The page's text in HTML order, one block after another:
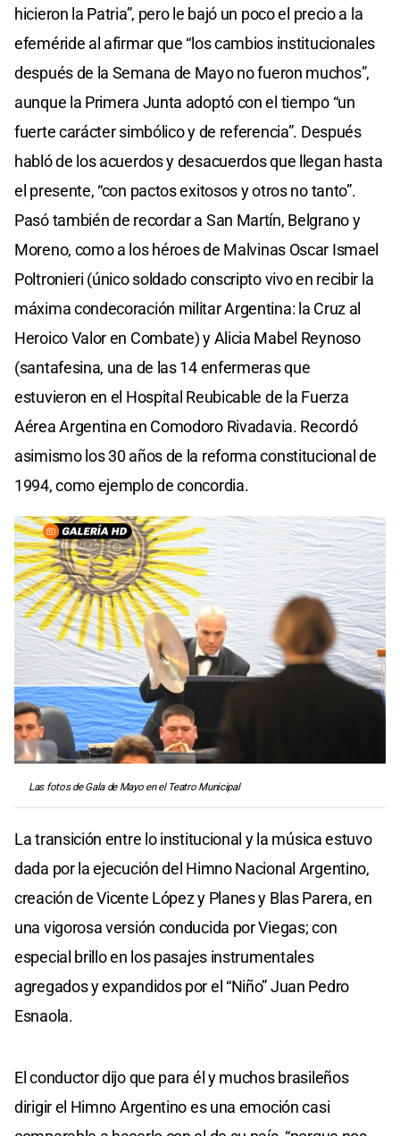
hicieron la Patria”, pero le bajó un poco el precio a la
efeméride al afirmar que “los cambios institucionales
después de la Semana de Mayo no fueron muchos”,
aunque la Primera Junta adoptó con el tiempo “un
fuerte carácter simbólico y de referencia”. Después
habló de los acuerdos y desacuerdos que llegan hasta
el presente, “con pactos exitosos y otros no tanto”.
Pasó también de recordar a San Martín, Belgrano y
Moreno, como a los héroes de Malvinas Oscar Ismael
Poltronieri (único soldado conscripto vivo en recibir la
máxima condecoración militar Argentina: la Cruz al
Heroico Valor en Combate) y Alicia Mabel Reynoso
(santafesina, una de las 14 enfermeras que
estuvieron en el Hospital Reubicable de la Fuerza
Aérea Argentina en Comodoro Rivadavia. Recordó
asimismo los 30 años de la reforma constitucional de
1994, como ejemplo de concordia.
Las fotos de Gala de Mayo en el Teatro Municipal
La transición entre lo institucional y la música estuvo
dada por la ejecución del Himno Nacional Argentino,
creación de Vicente López y Planes y Blas Parera, en
una vigorosa versión conducida por Viegas; con
especial brillo en los pasajes instrumentales
agregados y expandidos por el “Niño” Juan Pedro
Esnaola.
El conductor dijo que para él y muchos brasileños
dirigir el Himno Argentino es una emoción casi